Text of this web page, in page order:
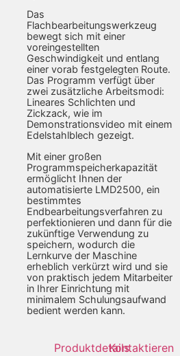
Das
Flachbearbeitungswerkzeug
bewegt sich mit einer
voreingestellten
Geschwindigkeit und entlang
einer vorab festgelegten Route.
Das Programm verfügt über
zwei zusätzliche Arbeitsmodi:
Lineares Schlichten und
Zickzack, wie im
Demonstrationsvideo mit einem
Edelstahlblech gezeigt.
Mit einer großen
Programmspeicherkapazität
ermöglicht Ihnen der
automatisierte LMD2500, ein
bestimmtes
Endbearbeitungsverfahren zu
perfektionieren und dann für die
zukünftige Verwendung zu
speichern, wodurch die
Lernkurve der Maschine
erheblich verkürzt wird und sie
von praktisch jedem Mitarbeiter
in Ihrer Einrichtung mit
minimalem Schulungsaufwand
bedient werden kann.
ProduktdetailsKontaktieren